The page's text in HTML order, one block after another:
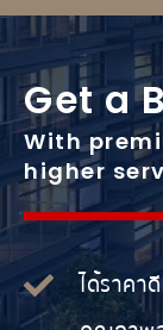
Get a
With
higher
ได้ราคา